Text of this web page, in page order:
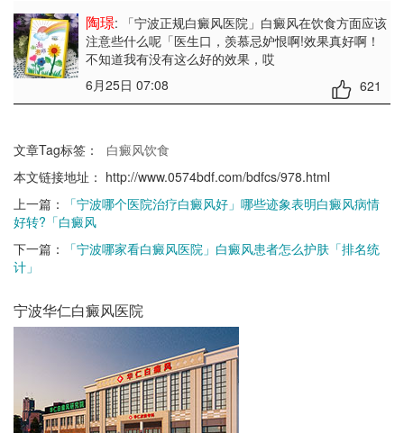
陶璟: 「宁波正规白癜风医院」白癜风在饮食方面应该
注意些什么呢「医生口 ，羡慕忌妒恨啊!效果真好啊！
不知道我有没有这么好的效果，哎
6月25日 07:08
621
文章Tag标签：
白癜风饮食
本文链接地址： http://www.0574bdf.com/bdfcs/978.html
上一篇：
「宁波哪个医院治疗白癜风好」哪些迹象表明白癜风病情
好转?「白癜风
下一篇：
「宁波哪家看白癜风医院」白癜风患者怎么护肤「排名统
计」
宁波华仁白癜风医院